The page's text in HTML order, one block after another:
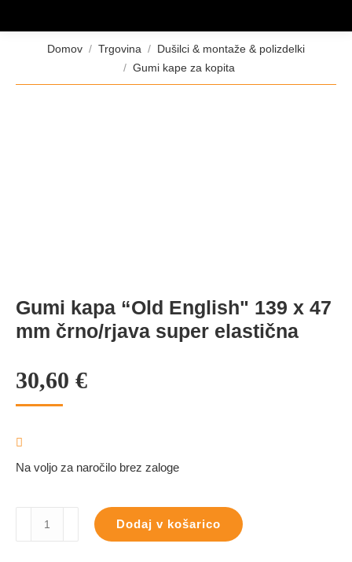
Tukaj ste:Domov Trgovina
Dušilci & montaže & polizdelki
Gumi kape za kopita
Gumi kapa “Old English" 139 x 47
mm črno/rjava super elastična
30,60 €
Na voljo za naročilo brez zaloge
Dodaj v košarico